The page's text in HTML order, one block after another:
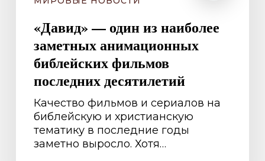
«Давид» — один из наиболее
заметных анимационных
библейских фильмов
последних десятилетий
Качество фильмов и сериалов на
библейскую и христианскую
тематику в последние годы
заметно выросло. Хотя…